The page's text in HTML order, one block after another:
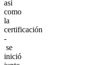
así
como
la
certificación
-
se
inició